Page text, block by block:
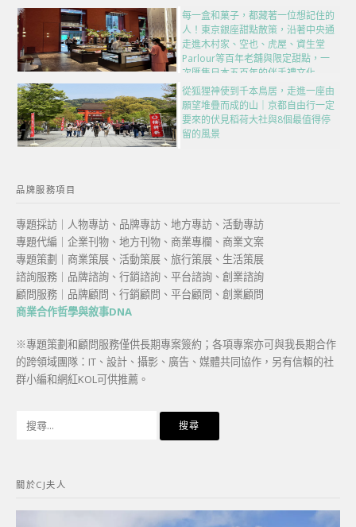
每一盒和菓子，都藏著一位想記住的
人！東京銀座甜點散策，沿著中央通
走進木村家、空也、虎屋、資生堂
Parlour等百年老舖與限定甜點，一
次匯集日本五百年的伴手禮文化
從狐狸神使到千本鳥居，走進一座由
願望堆疊而成的山｜京都自由行一定
要來的伏見稻荷大社與8個最值得停
留的風景
品牌服務項目
專題採訪｜人物專訪、品牌專訪、地方專訪、活動專訪
專題代編｜企業刊物、地方刊物、商業專欄、商業文案
專題策劃｜商業策展、活動策展、旅行策展、生活策展
諮詢服務｜品牌諮詢、行銷諮詢、平台諮詢、創業諮詢
顧問服務｜品牌顧問、行銷顧問、平台顧問、創業顧問
商業合作哲學與敘事DNA
※專題策劃和顧問服務僅供長期專案簽約；各項專案亦可與我長期合作
的跨領域團隊：IT、設計、攝影、廣告、媒體共同協作，另有信賴的社
群小編和網紅KOL可供推薦。
字:
關於CJ夫人